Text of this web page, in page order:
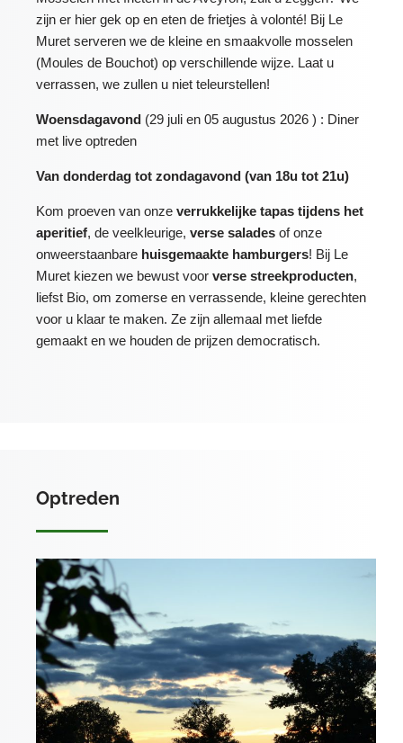
zijn er hier gek op en eten de frietjes à volonté! Bij Le
Muret serveren we de kleine en smaakvolle mosselen
(Moules de Bouchot) op verschillende wijze. Laat u
verrassen, we zullen u niet teleurstellen!
Woensdagavond (29 juli en 05 augustus 2026 ) : Diner
met live optreden
Van donderdag tot zondagavond (van 18u tot 21u)
Kom proeven van onze verrukkelijke tapas tijdens het
aperitief, de veelkleurige, verse salades of onze
onweerstaanbare huisgemaakte hamburgers! Bij Le
Muret kiezen we bewust voor verse streekproducten,
liefst Bio, om zomerse en verrassende, kleine gerechten
voor u klaar te maken. Ze zijn allemaal met liefde
gemaakt en we houden de prijzen democratisch.
Optreden